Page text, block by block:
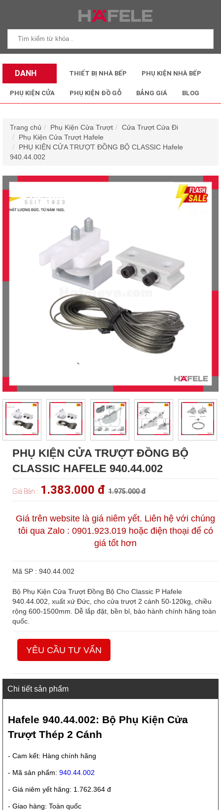
DANH
MỤC SẢN
THIẾT BỊ NHÀ BẾP PHỤ KIỆN NHÀ BẾP
PHỤ KIỆN CỬA PHỤ KIỆN ĐỒ GỖ BẢNG GIÁ BLOG
Trang chủ Phụ Kiện Cửa Trượt
Cửa Trượt Cửa Đi
Phụ Kiện Cửa Trượt Hafele
PHỤ KIỆN CỬA TRƯỢT ĐỒNG BỘ CLASSIC Hafele
940.44.002
PHỤ KIỆN CỬA TRƯỢT ĐỒNG BỘ
CLASSIC HAFELE 940.44.002
Giá Bán : 1.383.000 đ 1.975.000 đ
Giá trên website là giá niêm yết. Liên hệ với chúng
tôi qua Zalo : 0901.923.019 hoặc điện thoại để có
giá tốt hơn
Mã SP : 940.44.002
Bộ Phụ Kiện Cửa Trượt Đồng Bộ Cho Classic P Hafele
940.44.002, xuất xứ Đức, cho cửa trượt 2 cánh 50-120kg, chiều
rộng 600-1500mm. Dễ lắp đặt, bền bỉ, bảo hành chính hãng toàn
quốc.
YÊU CẦU TƯ VẤN
Chi tiết sản phẩm
Hafele 940.44.002: Bộ Phụ Kiện Cửa
Trượt Thép 2 Cánh
- Cam kết: Hàng chính hãng
- Mã sản phẩm: 940.44.002
- Giá niêm yết hãng: 1.762.364 đ
- Giao hàng: Toàn quốc